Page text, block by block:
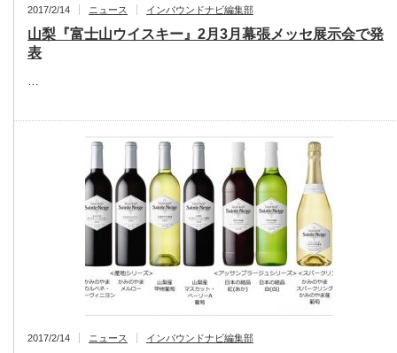
2017/2/14 ニュース インバウンドナビ編集部
山梨『富士山ウイスキー』2月3月幕張メッセ展示会で発
表
2017/2/14 ニュース インバウンドナビ編集部